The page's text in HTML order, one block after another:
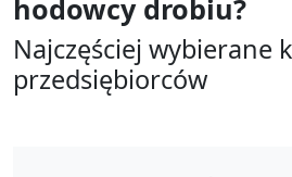
hodowcy drobiu?
Najczęściej wybierane
przedsiębiorców